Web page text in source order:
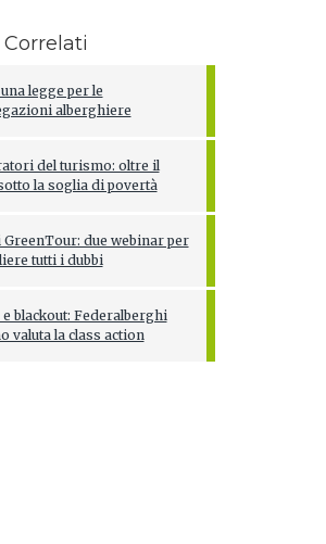
legge per le
alberghiere
del turismo: oltre il
la soglia di povertà
GreenTour: due webinar per
tutti i dubbi
e blackout: Federalberghi
valuta la class action